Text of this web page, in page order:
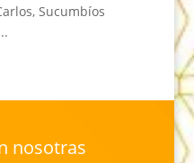
Sucumbíos
nosotras